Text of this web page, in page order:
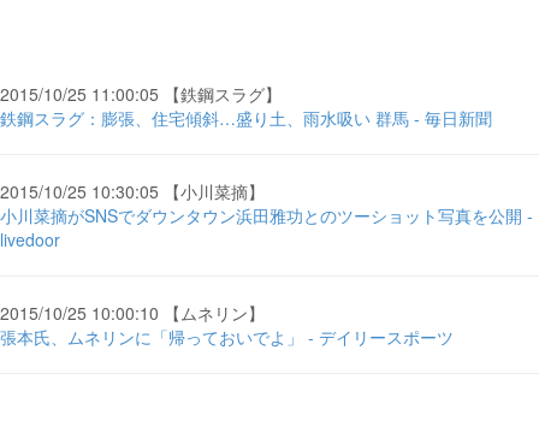
2015/10/25 11:00:05 【鉄鋼スラグ】
鉄鋼スラグ：膨張、住宅傾斜…盛り土、雨水吸い 群馬 - 毎日新聞
2015/10/25 10:30:05 【小川菜摘】
小川菜摘がSNSでダウンタウン浜田雅功とのツーショット写真を公開 -
livedoor
2015/10/25 10:00:10 【ムネリン】
張本氏、ムネリンに「帰っておいでよ」 - デイリースポーツ